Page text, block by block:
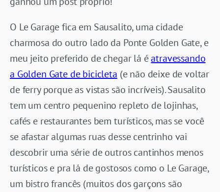
O Le Garage fica em Sausalito, uma cidade
charmosa do outro lado da Ponte Golden Gate, e
meu jeito preferido de chegar lá éatravessando
a Golden Gate de bicicleta (e não deixe de voltar
de ferry porque as vistas são incríveis). Sausalito
tem um centro pequenino repleto de lojinhas,
cafés e restaurantes bem turísticos, mas se você
se afastar algumas ruas desse centrinho vai
descobrir uma série de outros cantinhos menos
turísticos e pra lá de gostosos como o Le Garage,
um bistro francês (muitos dos garçons são